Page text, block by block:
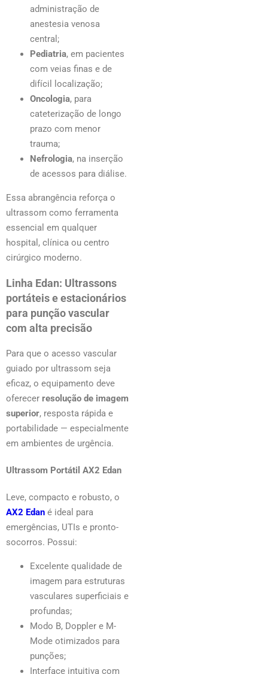
administração de
anestesia venosa
central;
Pediatria, em pacientes
com veias finas e de
difícil localização;
Oncologia, para
cateterização de longo
prazo com menor
trauma;
Nefrologia, na inserção
de acessos para diálise.
Essa abrangência reforça o
ultrassom como ferramenta
essencial em qualquer
hospital, clínica ou centro
cirúrgico moderno.
Linha Edan: Ultrassons
portáteis e estacionários
para punção vascular
com alta precisão
Para que o acesso vascular
guiado por ultrassom seja
eficaz, o equipamento deve
oferecer resolução de imagem
superior, resposta rápida e
portabilidade — especialmente
em ambientes de urgência.
Ultrassom Portátil AX2 Edan
Leve, compacto e robusto, o
AX2 Edan é ideal para
emergências, UTIs e pronto-
socorros. Possui:
Excelente qualidade de
imagem para estruturas
vasculares superficiais e
profundas;
Modo B, Doppler e M-
Mode otimizados para
punções;
Interface intuitiva com